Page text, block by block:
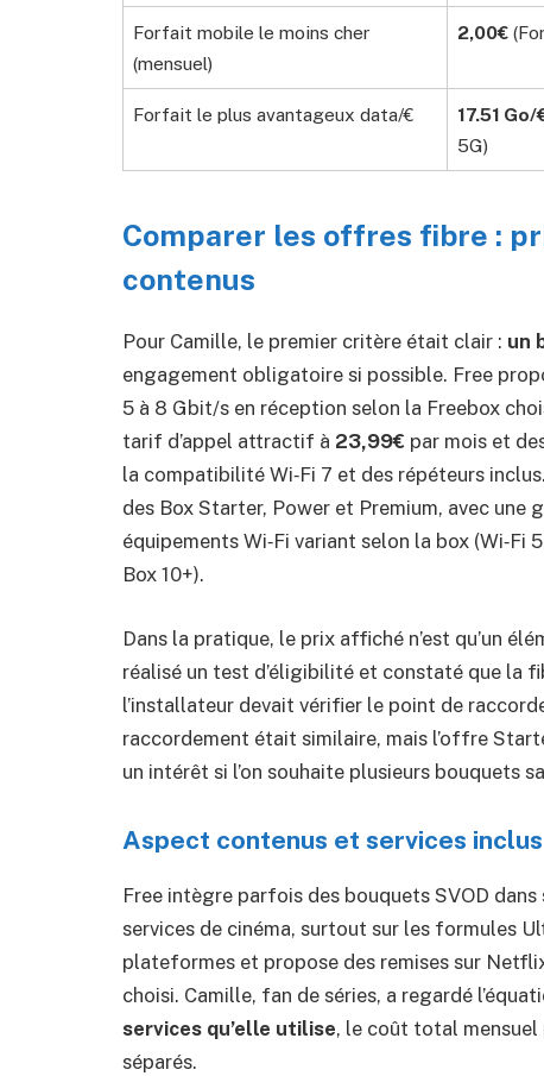
Forfait mobile le moins cher
(mensuel)
2,00€
Forfait le plus avantageux data/€ 17.51 Go/
5G)
Comparer les offres fibre :
contenus
Pour Camille, le premier critère était clair : un
engagement obligatoire si possible. Free
5 à 8 Gbit/s en réception selon la Freebox
tarif d’appel attractif à 23,99€ par mois et
la compatibilité Wi‑Fi 7 et des répéteurs
des Box Starter, Power et Premium, avec une
équipements Wi‑Fi variant selon la box (Wi‑Fi
Box 10+).
Dans la pratique, le prix affiché n’est qu’un
réalisé un test d’éligibilité et constaté que la
l’installateur devait vérifier le point de
raccordement était similaire, mais l’offre
un intérêt si l’on souhaite plusieurs bouquets
Aspect contenus et services inclus
Free intègre parfois des bouquets SVOD
services de cinéma, surtout sur les formules
plateformes et propose des remises sur
choisi. Camille, fan de séries, a regardé
services qu’elle utilise, le coût total mensuel
séparés.